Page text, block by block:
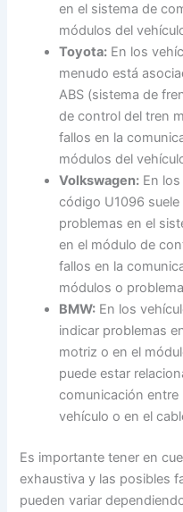
en el sistema de
módulos del
Toyota: En los
menudo está
ABS (sistema de
de control del tren
fallos en la
módulos del
Volkswagen: En
código U1096
problemas en el
en el módulo de
fallos en la
módulos o
BMW: En los
indicar problemas
motriz o en el
puede estar
comunicación
vehículo o en el
Es importante tener en
exhaustiva y las posibles
pueden variar